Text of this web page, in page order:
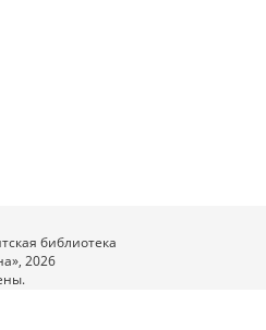
библиотека
2026